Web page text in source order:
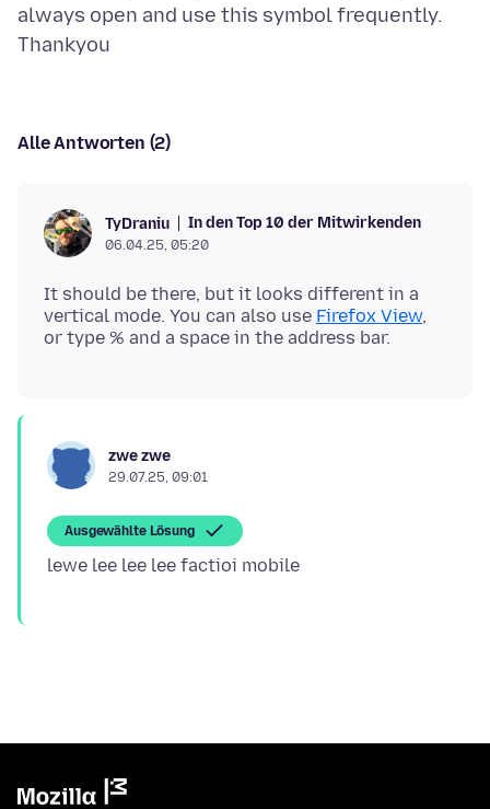
always open and use this symbol frequently.
Alle Antworten (2)
TyDraniu In den Top 10 der Mitwirkenden
06.04.25, 05:20
It should be there, but it looks different in a
vertical mode. You can also use Firefox View,
zwe zwe
29.07.25, 09:01
Ausgewählte Lösung